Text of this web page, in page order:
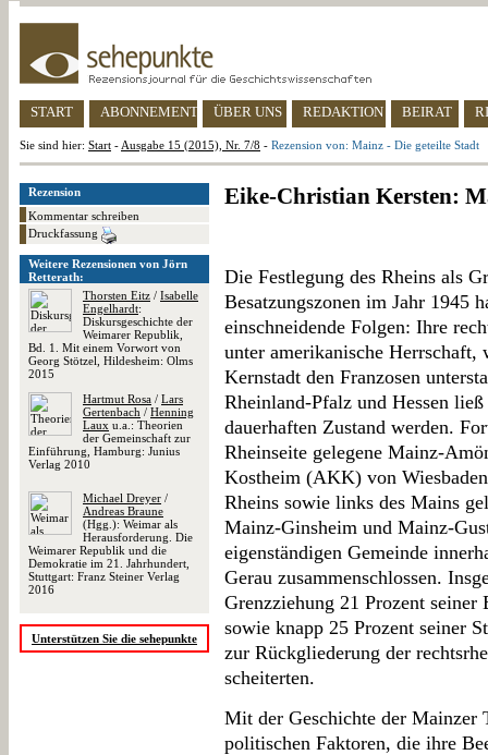
START ABONNEMENT ÜBER UNS REDAKTION BEIRAT
Sie sind hier: Start - Ausgabe 15 (2015), Nr. 7/8 - Rezension von: Mainz - Die geteilte Stadt
Rezension
Kommentar schreiben
Druckfassung
Weitere Rezensionen von Jörn
Retterath:
Thorsten Eitz / Isabelle
Engelhardt:
Diskursgeschichte der
Weimarer Republik,
Bd. 1. Mit einem Vorwort von
Georg Stötzel, Hildesheim: Olms
2015
Hartmut Rosa / Lars
Gertenbach / Henning
Laux u.a.: Theorien
der Gemeinschaft zur
Einführung, Hamburg: Junius
Verlag 2010
Michael Dreyer /
Andreas Braune
(Hgg.): Weimar als
Herausforderung. Die
Weimarer Republik und die
Demokratie im 21. Jahrhundert,
Stuttgart: Franz Steiner Verlag
2016
Unterstützen Sie die sehepunkte
Eike-Christian Kersten:
Die Festlegung des Rheins als
Besatzungszonen im Jahr 1945
einschneidende Folgen: Ihre
unter amerikanische Herrschaft,
Kernstadt den Franzosen
Rheinland-Pfalz und Hessen
dauerhaften Zustand werden.
Rheinseite gelegene Mainz-
Kostheim (AKK) von
Rheins sowie links des Mains
Mainz-Ginsheim und Mainz-
eigenständigen Gemeinde
Gerau zusammenschlossen.
Grenzziehung 21 Prozent seiner
sowie knapp 25 Prozent seiner
zur Rückgliederung der
scheiterten.
Mit der Geschichte der Mainzer
politischen Faktoren, die ihre